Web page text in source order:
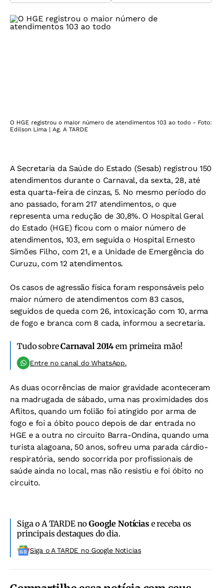
O HGE registrou o maior número de atendimentos 103 ao todo - Foto:
Edilson Lima | Ag. A TARDE
A Secretaria da Saúde do Estado (Sesab) registrou 150
atendimentos durante o Carnaval, da sexta, 28, até
esta quarta-feira de cinzas, 5. No mesmo período do
ano passado, foram 217 atendimentos, o que
representa uma redução de 30,8%. O Hospital Geral
do Estado (HGE) ficou com o maior número de
atendimentos, 103, em seguida o Hospital Ernesto
Simões Filho, com 21, e a Unidade de Emergência do
Curuzu, com 12 atendimentos.
Os casos de agressão física foram responsáveis pelo
maior número de atendimentos com 83 casos,
seguidos de queda com 26, intoxicação com 10, arma
de fogo e branca com 8 cada, informou a secretaria.
Tudo sobreCarnaval 2014 em primeira mão!
Entre no canal do WhatsApp.
As duas ocorrências de maior gravidade aconteceram
na madrugada de sábado, uma nas proximidades dos
Aflitos, quando um folião foi atingido por arma de
fogo e foi a óbito pouco depois de dar entrada no
HGE e a outra no circuito Barra-Ondina, quando uma
turista alagoana, 50 anos, sofreu uma parada cárdio-
respiratória, sendo socorrida por profissionais de
saúde ainda no local, mas não resistiu e foi óbito no
circuito.
Siga o A TARDE noGoogle Notíciase receba os
principais destaques do dia.
Siga o A TARDE no Google Noticias